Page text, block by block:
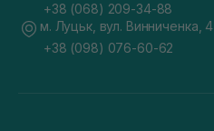
+38 (068) 209-34-88
м. Луцьк, вул. Винниченка, 4
+38 (098) 076-60-62